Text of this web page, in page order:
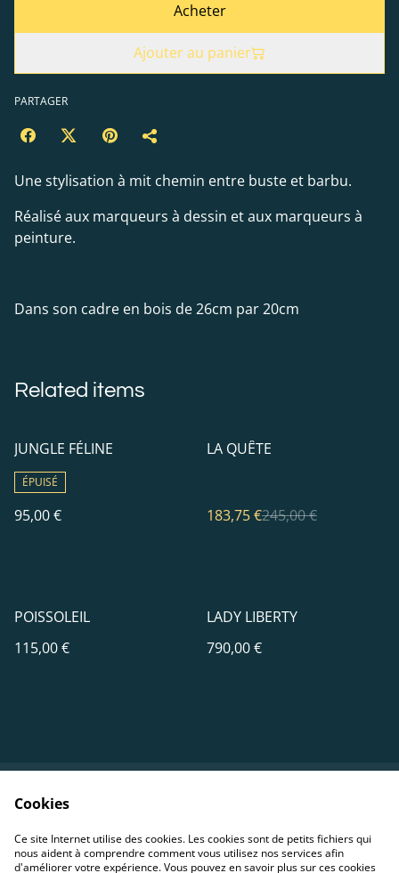
Acheter
Ajouter au panier
PARTAGER
Une stylisation à mit chemin entre buste et barbu.
Réalisé aux marqueurs à dessin et aux marqueurs à
peinture.
Dans son cadre en bois de 26cm par 20cm
Related items
JUNGLE FÉLINE
ÉPUISÉ
95,00 €
%
LA QUÊTE
183,75 €245,00 €
POISSOLEIL
115,00 €
LADY LIBERTY
790,00 €
Politique de
confidentialité
Politique de cookies
Cookies
Ce site Internet utilise des cookies. Les cookies sont de petits fichiers qui
nous aident à comprendre comment vous utilisez nos services afin
d'améliorer votre expérience. Vous pouvez en savoir plus sur ces cookies